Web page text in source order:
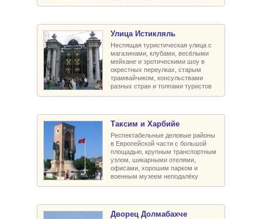
Улица Истикляль
Неспящая туристическая улица с
магазинами, клубами, весёлыми
мейхане и эротическими шоу в
окрестных переулках, старым
трамвайчиком, консульствами
разных стран и толпами туристов
Таксим и Харбийе
Респектабельные деловые районы
в Европейской части с большой
площадью, крупным транспортным
узлом, шикарными отелями,
офисами, хорошим парком и
военным музеем неподалёку
Дворец Долмабахче